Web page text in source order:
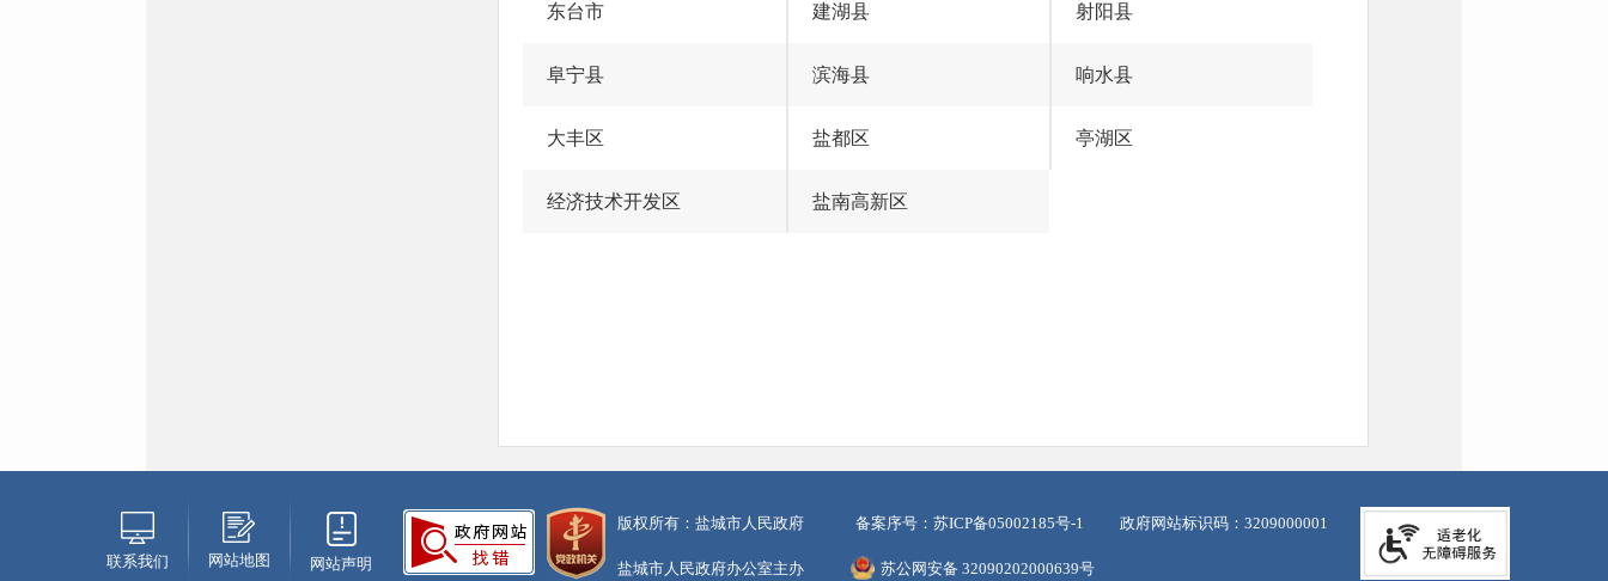
东台市 建湖县 射阳县
阜宁县 滨海县 响水县
大丰区 盐都区 亭湖区
经济技术开发区 盐南高新区
联系我们 网站地图 网站声明
版权所有：盐城市人民政府 备案序号：苏ICP备05002185号-1 政府网站标识码：3209000001
盐城市人民政府办公室主办 苏公网安备 32090202000639号